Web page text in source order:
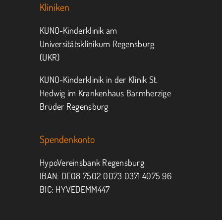
Kliniken
KUNO-Kinderklinik am
Universitätsklinikum Regensburg
(UKR)
KUNO-Kinderklinik in der Klinik St.
Hedwig im Krankenhaus Barmherzige
Brüder Regensburg
Spendenkonto
HypoVereinsbank Regensburg
IBAN: DE08 7502 0073 0371 4075 96
BIC: HYVEDEMM447